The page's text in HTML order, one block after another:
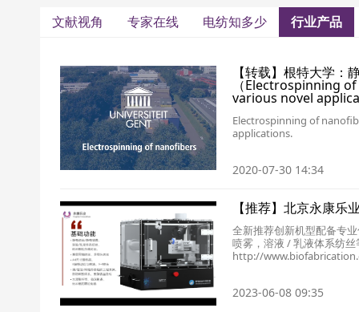
文献视角 专家在线 电纺知多少 行业产品
【转载】根特大学：
（Electrospinning
various novel
Electrospinning of
applications.
2020-07-30 14:34
【推荐】北京永康乐
全新推荐创新机型配备专
喷雾，溶液 / 乳液体系纺
http://
2023-06-08 09:35